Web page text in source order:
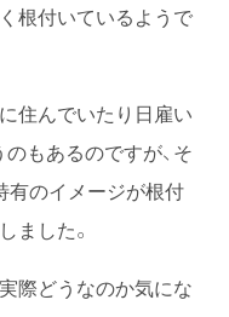
根付いているようで
住んでいたり日雇い
もあるのですが、そ
有のイメージが根付
ました。
際どうなのか気にな